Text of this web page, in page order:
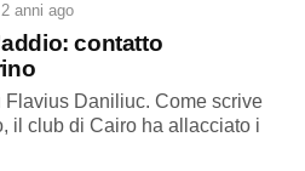
anni ago
contatto
Flavius Daniliuc. Come scrive
il club di Cairo ha allacciato i